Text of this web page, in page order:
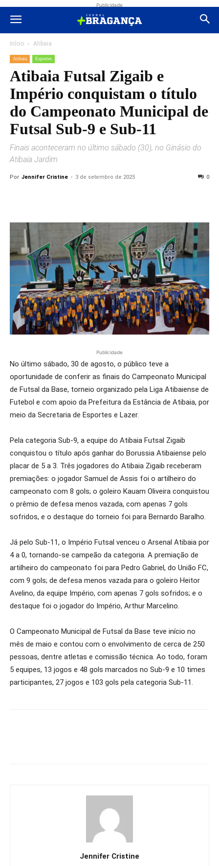
Publicidade
Início Atibaia
Atibaia Esportes
Atibaia Futsal Zigaib e
Império conquistam o título
do Campeonato Municipal de
Futsal Sub-9 e Sub-11
Finais aconteceram no último sábado (30), no Ginásio do
Atibaia Jardim
Por Jennifer Cristine - 3 de setembro de 2025 0
Publicidade
No último sábado, 30 de agosto, o público teve a
oportunidade de conferir as finais do Campeonato Municipal
de Futsal da Base, torneio organizado pela Liga Atibaiense de
Futebol e com apoio da Prefeitura da Estância de Atibaia, por
meio da Secretaria de Esportes e Lazer.
Pela categoria Sub-9, a equipe do Atibaia Futsal Zigaib
conquistou o título após ganhar do Borussia Atibaiense pelo
placar de 5 a 3. Três jogadores do Atibaia Zigaib receberam
premiações: o jogador Samuel de Assis foi o artilheiro do
campeonato com 8 gols; o goleiro Kauam Oliveira conquistou
o prêmio de defesa menos vazada, com apenas 7 gols
sofridos, e o destaque do torneio foi para Bernardo Baralho.
Já pelo Sub-11, o Império Futsal venceu o Arsenal Atibaia por
4 a 0, tornando-se campeão da categoria. A premiação de
artilheiro do campeonato foi para Pedro Gabriel, do União FC,
com 9 gols; de defesa menos vazada para o goleiro Heitor
Avelino, da equipe Império, com apenas 7 gols sofridos; e o
destaque foi o jogador do Império, Arthur Marcelino.
O Campeonato Municipal de Futsal da Base teve início no
mês de maio e contou com o envolvimento de cerca de 250
pessoas, dentre atletas e comissão técnica. Ao todo, foram
5 equipes, 13 jogos e 48 gols marcados no Sub-9 e 10 times
participantes, 27 jogos e 103 gols pela categoria Sub-11.
Jennifer Cristine